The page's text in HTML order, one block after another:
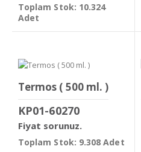
Toplam Stok: 10.324
Adet
Termos ( 500 ml. )
KP01-60270
Fiyat sorunuz.
Toplam Stok: 9.308 Adet